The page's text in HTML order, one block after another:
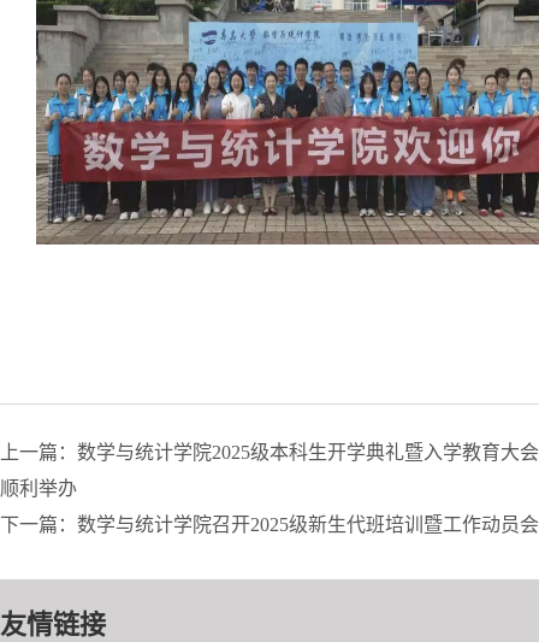
上一篇：数学与统计学院2025级本科生开学典礼暨入学教育大会
顺利举办
下一篇：数学与统计学院召开2025级新生代班培训暨工作动员会
友情链接